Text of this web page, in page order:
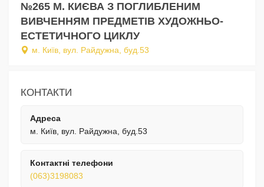
№265 М. КИЄВА З ПОГЛИБЛЕНИМ
ВИВЧЕННЯМ ПРЕДМЕТІВ ХУДОЖНЬО-
ЕСТЕТИЧНОГО ЦИКЛУ
м. Київ, вул. Райдужна, буд.53
КОНТАКТИ
Адреса
м. Київ, вул. Райдужна, буд.53
Контактні телефони
(063)3198083